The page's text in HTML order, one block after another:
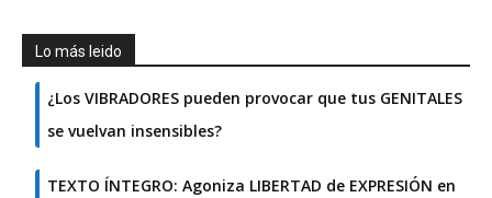
Lo más leido
¿Los VIBRADORES pueden provocar que tus GENITALES
se vuelvan insensibles?
TEXTO ÍNTEGRO: Agoniza LIBERTAD de EXPRESIÓN en